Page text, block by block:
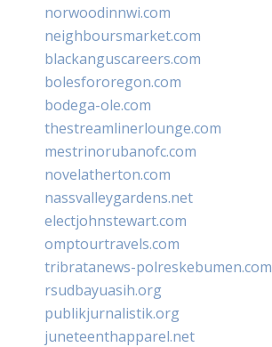
norwoodinnwi.com
neighboursmarket.com
blackanguscareers.com
bolesfororegon.com
bodega-ole.com
thestreamlinerlounge.com
mestrinorubanofc.com
novelatherton.com
nassvalleygardens.net
electjohnstewart.com
omptourtravels.com
tribratanews-polreskebumen.com
rsudbayuasih.org
publikjurnalistik.org
juneteenthapparel.net